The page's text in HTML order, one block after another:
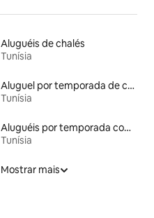
Aluguéis de chalés
Tunísia
Aluguel por temporada de casas de veraneio
Tunísia
Aluguéis por temporada com sauna
Tunísia
Mostrar mais